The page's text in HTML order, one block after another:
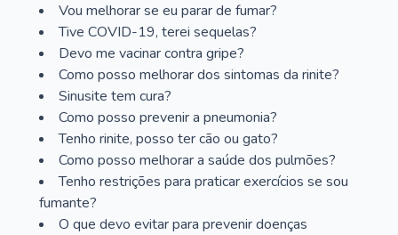
Vou melhorar se eu parar de fumar?
Tive COVID-19, terei sequelas?
Devo me vacinar contra gripe?
Como posso melhorar dos sintomas da rinite?
Sinusite tem cura?
Como posso prevenir a pneumonia?
Tenho rinite, posso ter cão ou gato?
Como posso melhorar a saúde dos pulmões?
Tenho restrições para praticar exercícios se sou
fumante?
O que devo evitar para prevenir doenças